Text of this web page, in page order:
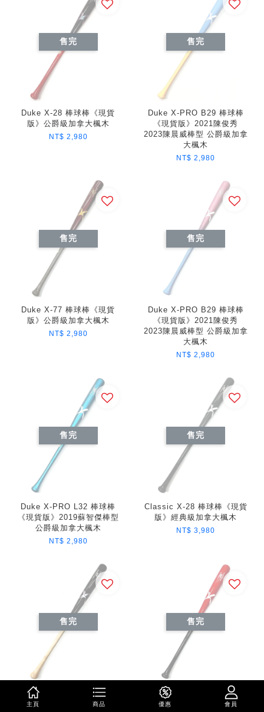
售完
Duke X-28 棒球棒《現貨
版》公爵級加拿大楓木
NT$ 2,980
售完
Duke X-PRO B29 棒球棒
《現貨版》2021陳俊秀
2023陳晨威棒型 公爵級加拿
大楓木
NT$ 2,980
售完
Duke X-77 棒球棒《現貨
版》公爵級加拿大楓木
NT$ 2,980
售完
Duke X-PRO B29 棒球棒
《現貨版》2021陳俊秀
2023陳晨威棒型 公爵級加拿
大楓木
NT$ 2,980
售完
Duke X-PRO L32 棒球棒
《現貨版》2019蘇智傑棒型
公爵級加拿大楓木
NT$ 2,980
售完
Classic X-28 棒球棒《現貨
版》經典級加拿大楓木
NT$ 3,980
售完
Duke X-PRO L32 棒球棒
《現貨版》2019蘇智傑棒型
售完
Classic X-28 棒球棒《現貨
版》經典級加拿大楓木
主頁 商品 優惠 會員